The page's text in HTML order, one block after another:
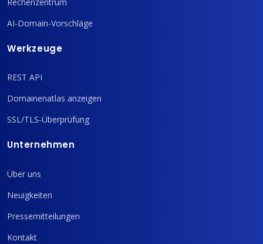
AI-Domain-Vorschläge
Werkzeuge
REST API
Domainenatlas anzeigen
SSL/TLS-Überprüfung
Unternehmen
Über uns
Neuigkeiten
Pressemitteilungen
Kontakt